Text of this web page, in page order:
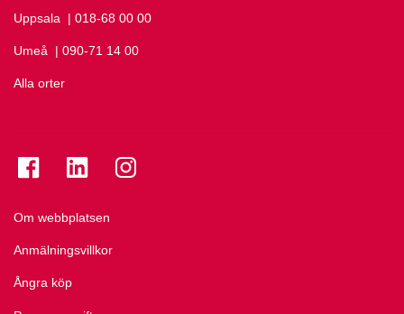
Uppsala Ring Uppsala på
| 018-68 00 00
Umeå Ring Umeå på
| 090-71 14 00
Alla orter
Om webbplatsen
Anmälningsvillkor
Ångra köp
Se folkuniversitetet på Facebook
Se folkuniversitetet på LinkedIn